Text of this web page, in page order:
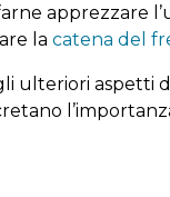
apprezzare
la catena del
ulteriori